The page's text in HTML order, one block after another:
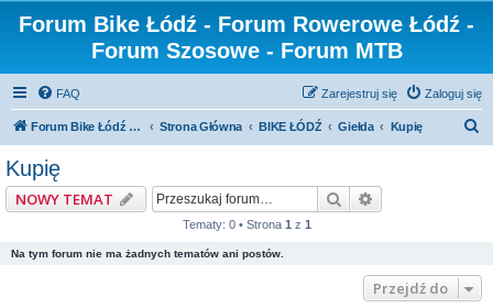
Forum Bike Łódź - Forum Rowerowe Łódź -
Forum Szosowe - Forum MTB
FAQ Zaloguj się
Zarejestruj się
Forum Bike Łódź - Forum Rowerowe Łódź - Forum Szosowe - Forum MTB Strona Główna BIKE ŁÓDŹ Giełda Kupię
Kupię
NOWY TEMAT Szukaj
Tematy: 0 • Strona 1 z 1
Na tym forum nie ma żadnych tematów ani postów.
Przejdź do